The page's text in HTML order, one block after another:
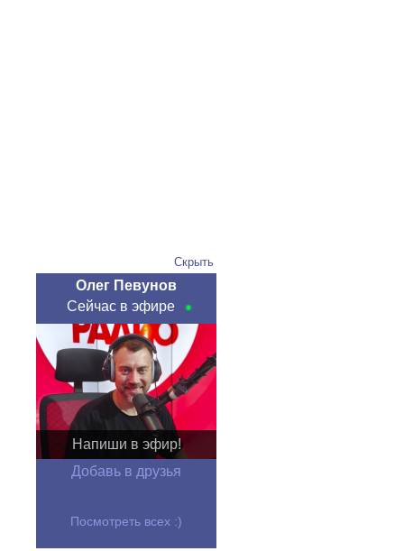
Скрыть
Олег Певунов
Сейчас в эфире
Напиши в эфир!
Добавь в друзья
Посмотреть всех :)